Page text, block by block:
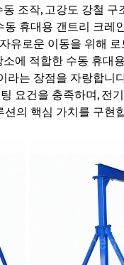
조작, 고강도 강철
휴대용 갠트리 크
유로운 이동을 위해
에 적합한 수동 휴대
라는 장점을 자랑합
요건을 충족하며, 전
의 핵심 가치를 구현